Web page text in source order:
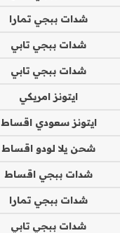
شدات ببجي تمارا
شدات ببجي تابي
شدات ببجي تابي
ايتونز امريكي
ايتونز سعودي اقساط
شحن يلا لودو اقساط
شدات ببجي اقساط
شدات ببجي تمارا
شدات ببجي تابي